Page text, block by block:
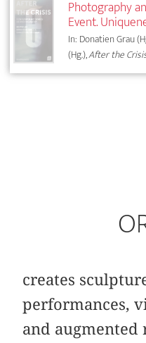
Photography
Event.
In: Donatien Grau
(Hg.),After the
creates
performances,
and augmented